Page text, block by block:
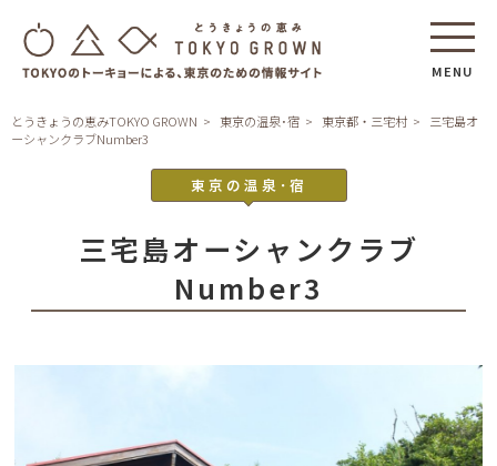
MENU
とうきょうの恵みTOKYO GROWN 東京の温泉･宿 東京都・三宅村
三宅島オ
ーシャンクラブNumber3
東京の温泉･宿
三宅島オーシャンクラブ
Number3